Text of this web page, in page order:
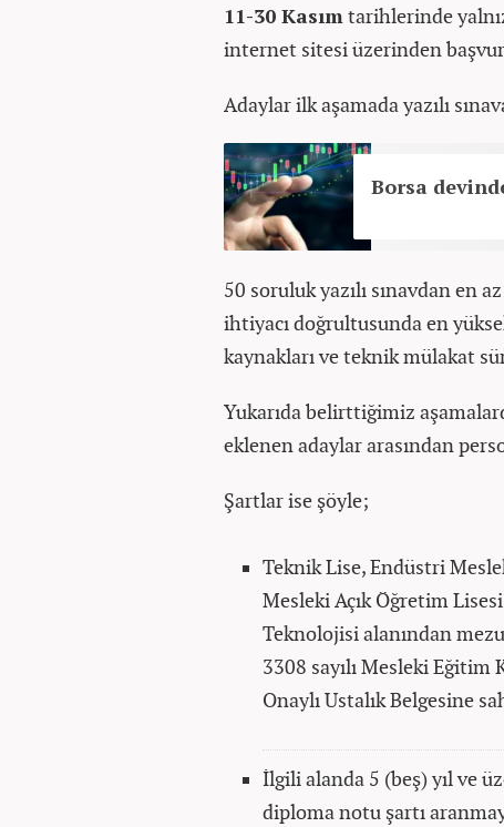
11-30 Kasımtarihlerinde
internet sitesi üzerinden
Adaylar ilk aşamada yazılı
Borsa
50 soruluk yazılı sınavdan en
ihtiyacı doğrultusunda en
kaynakları ve teknik mülakat
Yukarıda belirttiğimiz
eklenen adaylar arasından
Şartlar ise şöyle;
Teknik Lise, Endüstri
Mesleki Açık Öğretim
Teknolojisi alanından
3308 sayılı Mesleki Eğitim
Onaylı Ustalık Belgesine
İlgili alanda 5 (beş) yıl ve
diploma notu şartı